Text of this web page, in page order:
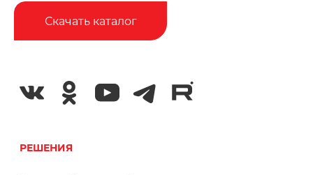
Скачать каталог
РЕШЕНИЯ